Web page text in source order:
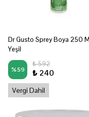
Dr Gusto Sprey Boya 250
Yeşil
%59
₺ 592
₺ 240
Vergi Dahil